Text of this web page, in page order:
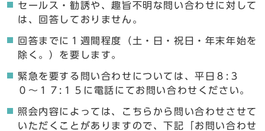
セールス・勧誘や、趣旨不明な問い合わせに対して
は、回答しておりません。
回答までに１週間程度（土・日・祝日・年末年始を
除く。）を要します。
緊急を要する問い合わせについては、平日８:３
０〜１７:１５に電話にてお問い合わせください。
照会内容によっては、こちらから問い合わせさせて
いただくことがありますので、下記「お問い合わせ